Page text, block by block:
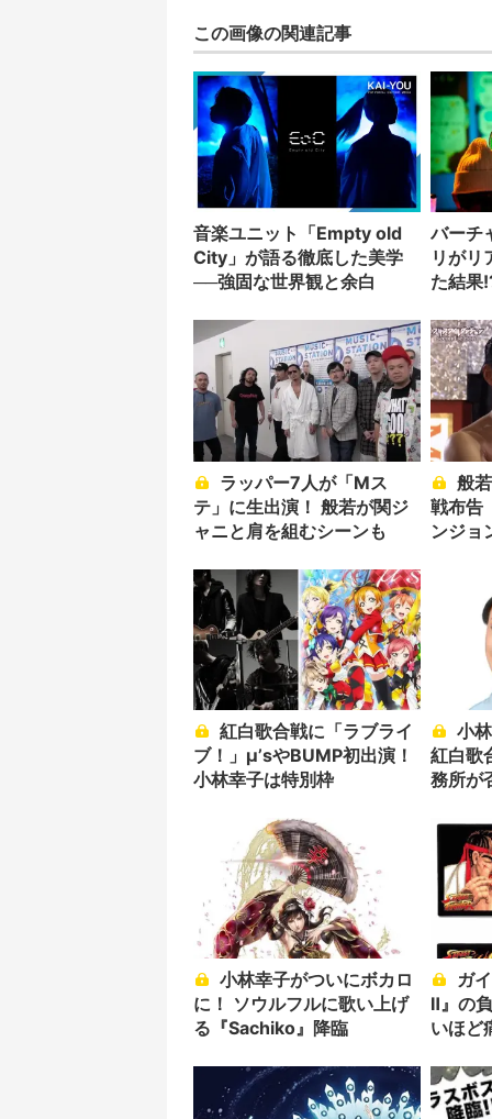
この画像の関連記事
音楽ユニット「Empty old
City」が語る徹底した美学
──強固な世界観と余白
バーチ
リがリ
た結果
テ」に生出演！ 般若が関ジ
ャニと肩を組むシーンも
般若がKREVAに突然の宣
戦布告
ンジョ
ブ！」μ’sやBUMP初出演！
小林幸子は特別枠
小林幸子「第66回NHK
紅白歌
務所が
に！ ソウルフルに歌い上げ
る『Sachiko』降臨
Ⅱ』の
いほど